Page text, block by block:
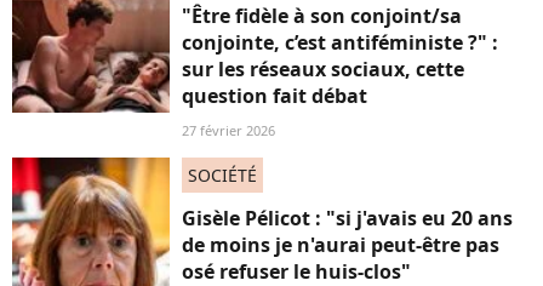
"Être fidèle à son conjoint/sa
conjointe, c’est antiféministe ?" :
sur les réseaux sociaux, cette
question fait débat
27 février 2026
SOCIÉTÉ
Gisèle Pélicot : "si j'avais eu 20 ans
de moins je n'aurai peut-être pas
osé refuser le huis-clos"